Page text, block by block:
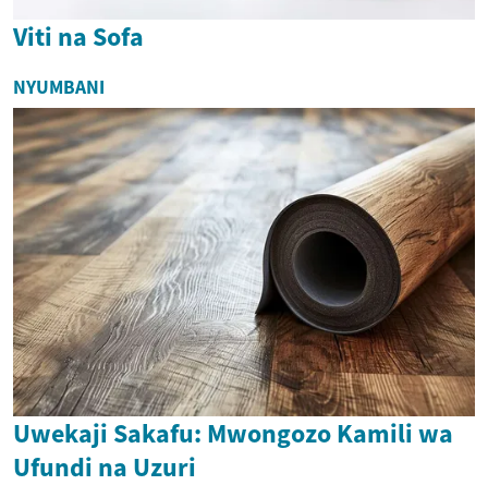
Viti na Sofa
NYUMBANI
Uwekaji Sakafu: Mwongozo Kamili wa
Ufundi na Uzuri